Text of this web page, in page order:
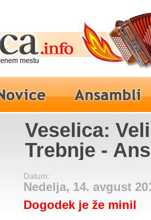
Veselica:
Trebnje -
Datum:
Nedelja, 14. avgust
Dogodek je že minil